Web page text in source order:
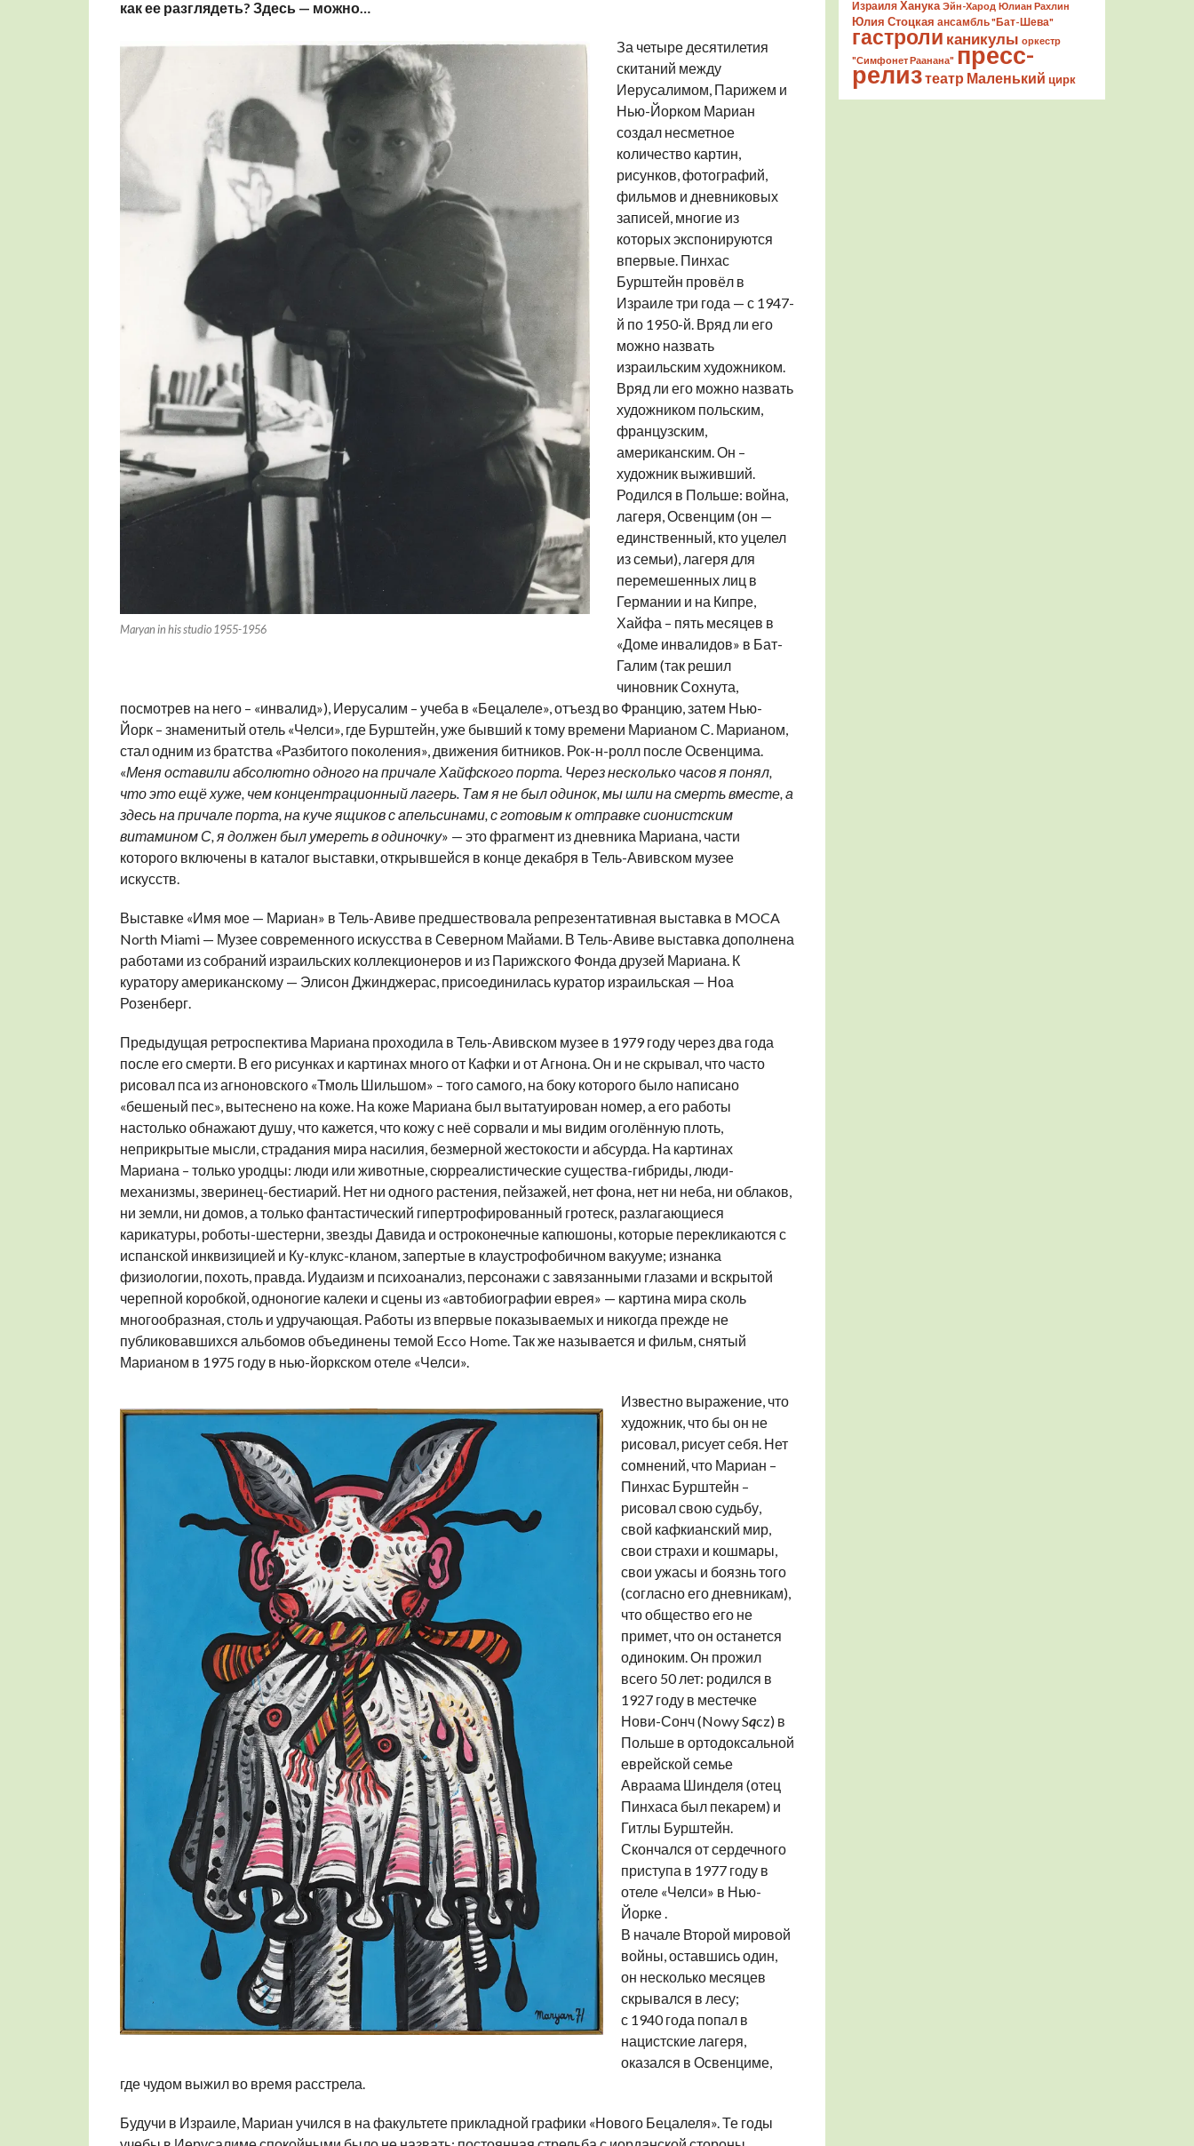
как ее разглядеть? Здесь — можно…
Maryan in his studio 1955-1956
За четыре десятилетия
скитаний между
Иерусалимом, Парижем и
Нью-Йорком Мариан
создал несметное
количество картин,
рисунков, фотографий,
фильмов и дневниковых
записей, многие из
которых экспонируются
впервые. Пинхас
Бурштейн провёл в
Израиле три года — с 1947-
й по 1950-й. Вряд ли его
можно назвать
израильским художником.
Вряд ли его можно назвать
художником польским,
французским,
американским. Он –
художник выживший.
Родился в Польше: война,
лагеря, Освенцим (он —
единственный, кто уцелел
из семьи), лагеря для
перемешенных лиц в
Германии и на Кипре,
Хайфа – пять месяцев в
«Доме инвалидов» в Бат-
Галим (так решил
чиновник Сохнута,
посмотрев на него – «инвалид»), Иерусалим – учеба в «Бецалеле», отъезд во Францию, затем Нью-
Йорк – знаменитый отель «Челси», где Бурштейн, уже бывший к тому времени Марианом С. Марианом,
стал одним из братства «Разбитого поколения», движения битников. Рок-н-ролл после Освенцима.
«Меняоставили абсолютно одногона причалеХайфского порта. Через несколько часов я понял,
чтоэтоещё хуже, чем концентрационный лагерь. Тамя небыл одинок,мы шлина смерть вместе, а
здесь на причале порта, на куче ящиков с апельсинами, с готовым к отправке сионистским
витамином С, ядолжен был умереть в одиночку» — это фрагмент из дневника Мариана, части
которого включены в каталог выставки, открывшейся в конце декабря в Тель-Авивском музее
искусств.
Выставке «Имя мое — Мариан» в Тель-Авиве предшествовала репрезентативная выставка в MOCA
North Miami — Музее современного искусства в Северном Майами. В Тель-Авиве выставка дополнена
работами из собраний израильских коллекционеров и из Парижского Фонда друзей Мариана. К
куратору американскому — Элисон Джинджерас, присоединилась куратор израильская — Ноа
Розенберг.
Предыдущая ретроспектива Мариана проходила в Тель-Авивском музее в 1979 году через два года
после его смерти. В его рисунках и картинах много от Кафки и от Агнона. Он и не скрывал, что часто
рисовал пса из агноновского «Тмоль Шильшом» – того самого, на боку которого было написано
«бешеный пес», вытеснено на коже. На коже Мариана был вытатуирован номер, а его работы
настолько обнажают душу, что кажется, что кожу с неё сорвали и мы видим оголённую плоть,
неприкрытые мысли, страдания мира насилия, безмерной жестокости и абсурда. На картинах
Мариана – только уродцы: люди или животные, сюрреалистические существа-гибриды, люди-
механизмы, зверинец-бестиарий. Нет ни одного растения, пейзажей, нет фона, нет ни неба, ни облаков,
ни земли, ни домов, а только фантастический гипертрофированный гротеск, разлагающиеся
карикатуры, роботы-шестерни, звезды Давида и остроконечные капюшоны, которые перекликаются с
испанской инквизицией и Ку-клукс-кланом, запертые в клаустрофобичном вакууме; изнанка
физиологии, похоть, правда. Иудаизм и психоанализ, персонажи с завязанными глазами и вскрытой
черепной коробкой, одноногие калеки и сцены из «автобиографии еврея» — картина мира сколь
многообразная, столь и удручающая. Работы из впервые показываемых и никогда прежде не
публиковавшихся альбомов объединены темой Ecco Home. Так же называется и фильм, снятый
Марианом в 1975 году в нью-йоркском отеле «Челси».
Известно выражение, что
художник, что бы он не
рисовал, рисует себя. Нет
сомнений, что Мариан –
Пинхас Бурштейн –
рисовал свою судьбу,
свой кафкианский мир,
свои страхи и кошмары,
свои ужасы и боязнь того
(согласно его дневникам),
что общество его не
примет, что он останется
одиноким. Он прожил
всего 50 лет: родился в
1927 году в местечке
Нови-Сонч (Nowy Sącz) в
Польше в ортодоксальной
еврейской семье
Авраама Шинделя (отец
Пинхаса был пекарем) и
Гитлы Бурштейн.
Скончался от сердечного
приступа в 1977 году в
отеле «Челси» в Нью-
Йорке .
В начале Второй мировой
войны, оставшись один,
он несколько месяцев
скрывался в лесу;
с 1940 года попал в
нацистские лагеря,
оказался в Освенциме,
где чудом выжил во время расстрела.
Будучи в Израиле, Мариан учился в на факультете прикладной графики «Нового Бецалеля». Те годы
Израиля Ханука Эйн-Харод Юлиан Рахлин
Юлия Стоцкая ансамбль "Бат-Шева"
гастроли каникулы оркестр
"Симфонет Раанана" пресс-
релизтеатр Маленький цирк